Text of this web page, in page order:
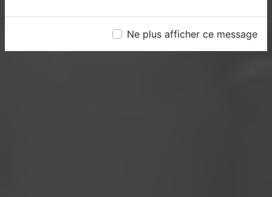
Ne plus afficher ce message